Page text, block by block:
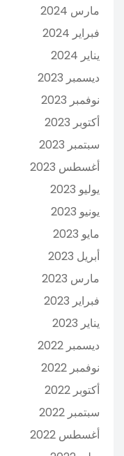
مارس 2024
فبراير 2024
يناير 2024
ديسمبر 2023
نوفمبر 2023
أكتوبر 2023
سبتمبر 2023
أغسطس 2023
يوليو 2023
يونيو 2023
مايو 2023
أبريل 2023
مارس 2023
فبراير 2023
يناير 2023
ديسمبر 2022
نوفمبر 2022
أكتوبر 2022
سبتمبر 2022
أغسطس 2022